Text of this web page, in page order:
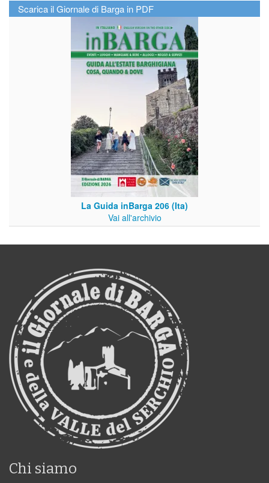
Scarica il Giornale di Barga in PDF
La Guida inBarga 206 (Ita)
Vai all'archivio
Chi siamo